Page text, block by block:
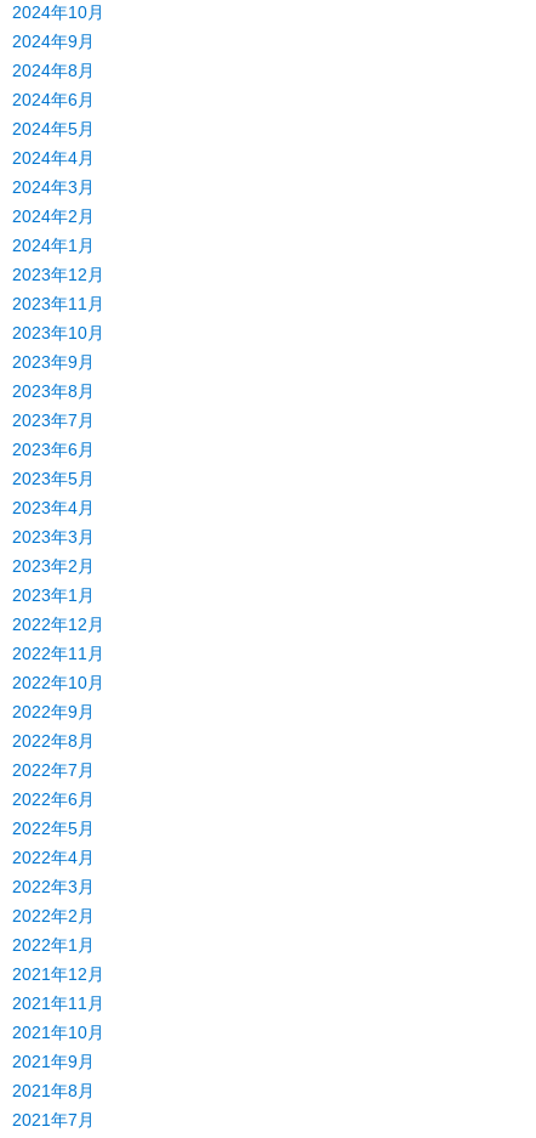
2024年10月
2024年9月
2024年8月
2024年6月
2024年5月
2024年4月
2024年3月
2024年2月
2024年1月
2023年12月
2023年11月
2023年10月
2023年9月
2023年8月
2023年7月
2023年6月
2023年5月
2023年4月
2023年3月
2023年2月
2023年1月
2022年12月
2022年11月
2022年10月
2022年9月
2022年8月
2022年7月
2022年6月
2022年5月
2022年4月
2022年3月
2022年2月
2022年1月
2021年12月
2021年11月
2021年10月
2021年9月
2021年8月
2021年7月